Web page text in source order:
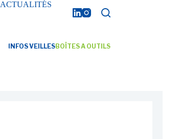
ACTUALITÉS
INFOS VEILLESBOÎTES A OUTILS